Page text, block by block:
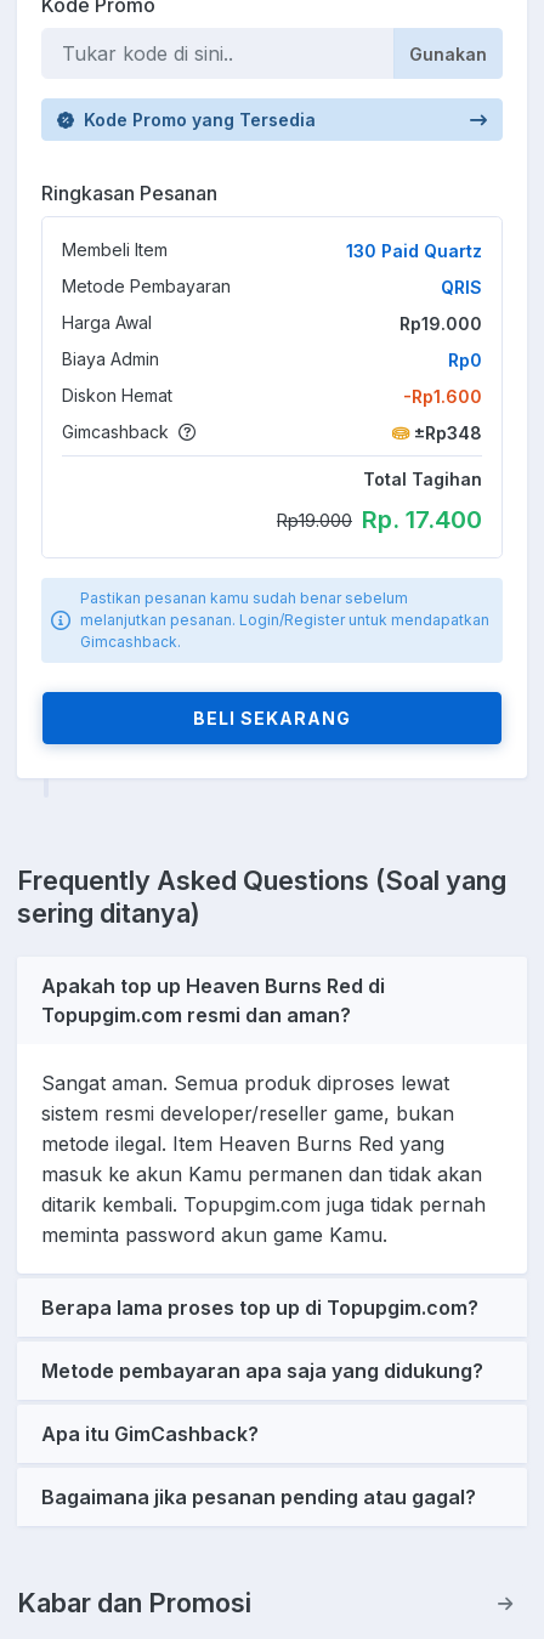
Kode Promo
Gunakan
Kode Promo yang Tersedia
Ringkasan Pesanan
Membeli Item
130 Paid Quartz
Metode Pembayaran
QRIS
Harga Awal
Rp19.000
Biaya Admin
Rp0
Diskon Hemat
-Rp1.600
Gimcashback
±Rp348
Total Tagihan
Rp19.000 Rp. 17.400
Pastikan pesanan kamu sudah benar sebelum
melanjutkan pesanan. Login/Register untuk mendapatkan
Gimcashback.
BELI SEKARANG
Frequently Asked Questions (Soal yang
sering ditanya)
Apakah top up Heaven Burns Red di
Topupgim.com resmi dan aman?
Sangat aman. Semua produk diproses lewat
sistem resmi developer/reseller game, bukan
metode ilegal. Item Heaven Burns Red yang
masuk ke akun Kamu permanen dan tidak akan
ditarik kembali. Topupgim.com juga tidak pernah
meminta password akun game Kamu.
Berapa lama proses top up di Topupgim.com?
Metode pembayaran apa saja yang didukung?
Apa itu GimCashback?
Bagaimana jika pesanan pending atau gagal?
Kabar dan Promosi